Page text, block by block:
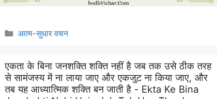
Categories
आत्म-सुधार वचन
एकता के बिना जनशक्ति शक्ति नहीं है जब तक उसे ठीक तरह
से सामंजस्य में ना लाया जाए और एकजुट ना किया जाए, और
तब यह आध्यात्मिक शक्ति बन जाती है - Ekta Ke Bina